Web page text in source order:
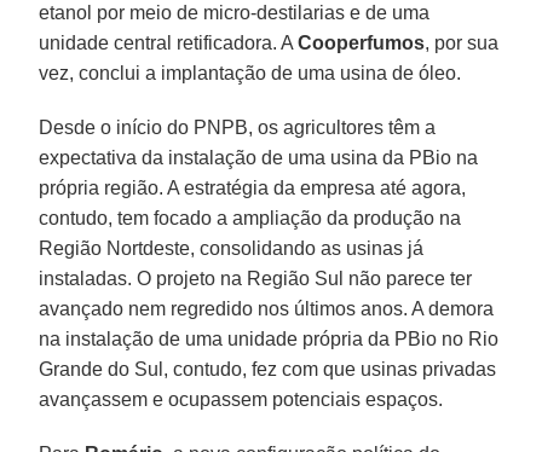
etanol por meio de micro-destilarias e de uma
unidade central retificadora. ACooperfumos, por sua
vez, conclui a implantação de uma usina de óleo.
Desde o início do PNPB, os agricultores têm a
expectativa da instalação de uma usina da PBio na
própria região. A estratégia da empresa até agora,
contudo, tem focado a ampliação da produção na
Região Nortdeste, consolidando as usinas já
instaladas. O projeto na Região Sul não parece ter
avançado nem regredido nos últimos anos. A demora
na instalação de uma unidade própria da PBio no Rio
Grande do Sul, contudo, fez com que usinas privadas
avançassem e ocupassem potenciais espaços.